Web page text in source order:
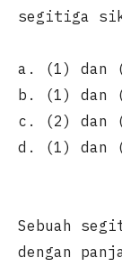
segitiga
a. (1) dan
b. (1) dan
c. (2) dan
d. (1) dan
Sebuah
dengan